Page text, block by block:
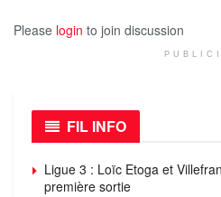
Please login to join discussion
FIL INFO
Ligue 3 : Loïc Etoga et
première sortie